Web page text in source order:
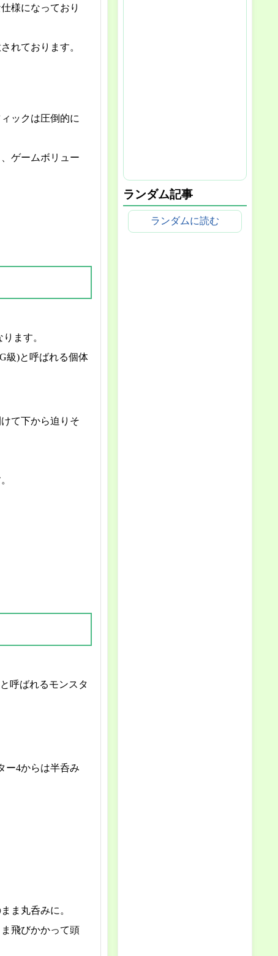
様になっており
れております。
ックは圧倒的に
ゲームボリュー
ます。
級)と呼ばれる個体
て下から迫りそ
呼ばれるモンスタ
ー4からは半呑み
ま丸呑みに。
飛びかかって頭
ランダム記事
ランダムに読む